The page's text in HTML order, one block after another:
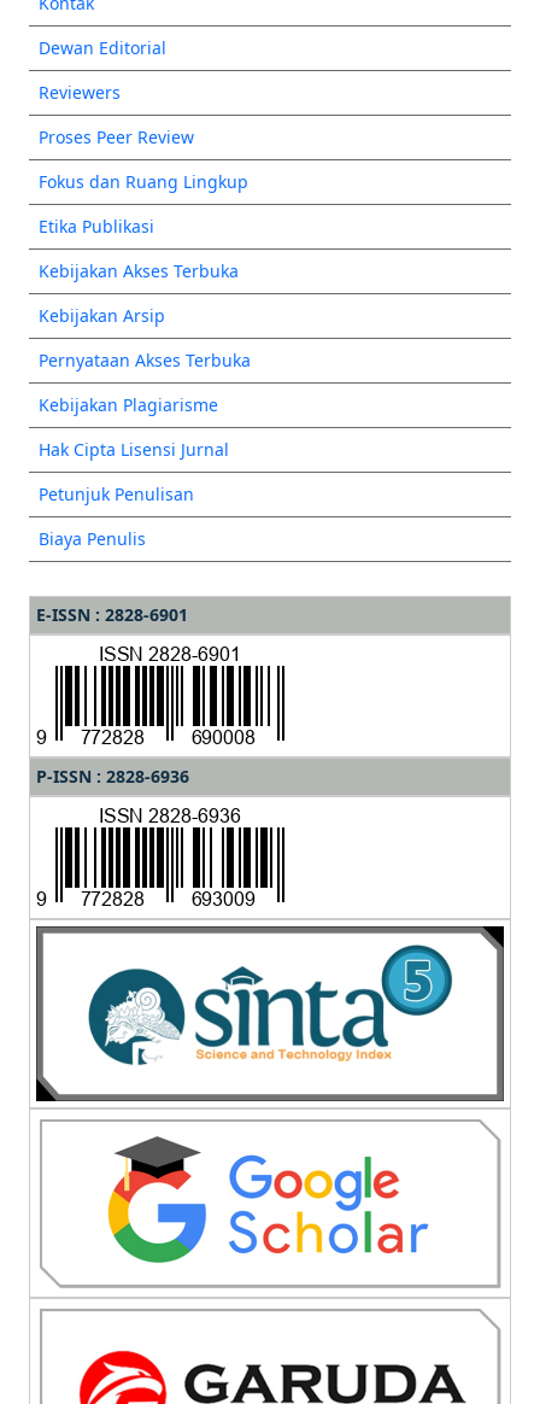
Dewan Editorial
Reviewers
Proses Peer Review
Fokus dan Ruang Lingkup
Etika Publikasi
Kebijakan Akses Terbuka
Kebijakan Arsip
Pernyataan Akses Terbuka
Kebijakan Plagiarisme
Hak Cipta Lisensi Jurnal
Petunjuk Penulisan
Biaya Penulis
E-ISSN : 2828-6901
P-ISSN : 2828-6936